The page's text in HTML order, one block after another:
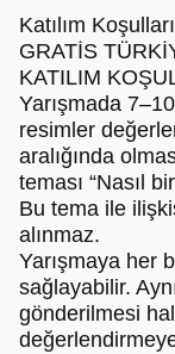
Katılım Koşulları
GRATİS
KATILIM
Yarışmada
resimler
aralığında
teması “Nasıl
Bu tema ile
alınmaz.
Yarışmaya her
sağlayabilir.
gönderilmesi